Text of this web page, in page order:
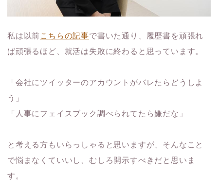
私は以前こちらの記事で書いた通り、履歴書を頑張れ
ば頑張るほど、就活は失敗に終わると思っています。
「会社にツイッターのアカウントがバレたらどうしよ
う」
「人事にフェイスブック調べられてたら嫌だな」
と考える方もいらっしゃると思いますが、そんなこと
で悩まなくていいし、むしろ開示すべきだと思いま
す。